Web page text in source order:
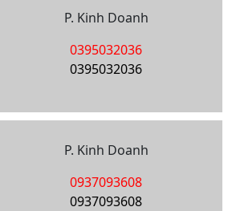
P. Kinh Doanh
0395032036
0395032036
P. Kinh Doanh
0937093608
0937093608